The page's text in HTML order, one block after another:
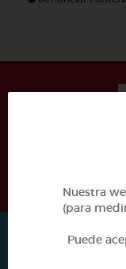
El desarollo
gracias al
Contacta con
Nuestra
(para
Puede